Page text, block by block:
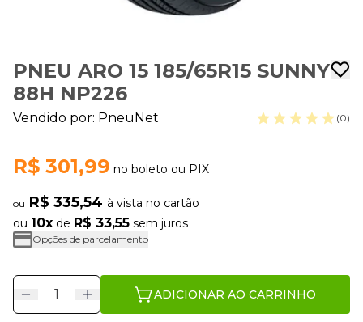
PNEU ARO 15 185/65R15 SUNNY
88H NP226
Vendido por: PneuNet (0)
R$ 301,99 no boleto ou PIX
ou R$ 335,54 à vista no cartão
ou 10x de R$ 33,55 sem juros
Opções de parcelamento
ADICIONAR AO CARRINHO